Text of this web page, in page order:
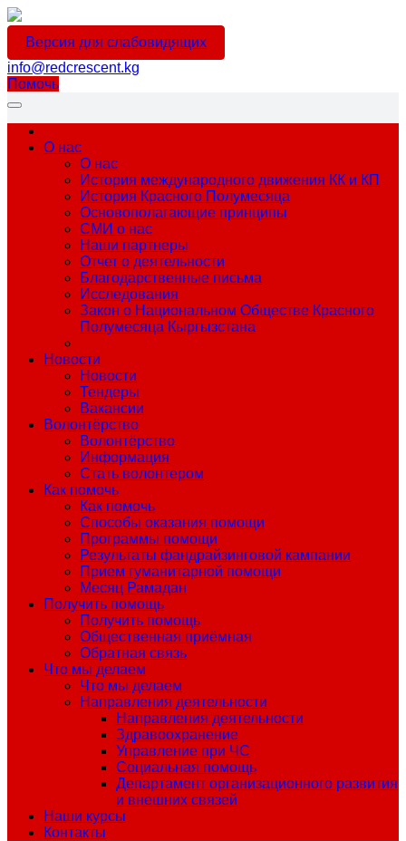
Версия для слабовидящих
info@redcrescent.kg
Помочь
О нас
О нас
История международного движения КК и КП
История Красного Полумесяца
Основополагающие принципы
СМИ о нас
Наши партнеры
Отчет о деятельности
Благодарственные письма
Исследования
Закон о Национальном Обществе Красного
Полумесяца Кыргызстана
Новости
Новости
Тендеры
Вакансии
Волонтёрство
Волонтёрство
Информация
Стать волонтером
Как помочь
Как помочь
Способы оказания помощи
Программы помощи
Результаты фандрайзинговой кампании
Прием гуманитарной помощи
Месяц Рамадан
Получить помощь
Получить помощь
Общественная приёмная
Обратная связь
Что мы делаем
Что мы делаем
Направления деятельности
Направления деятельности
Здравоохранение
Управление при ЧС
Социальная помощь
Департамент организационного развития
и внешних связей
Наши курсы
Контакты